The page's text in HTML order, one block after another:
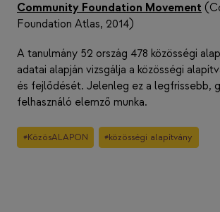
Community Foundation Movement
Foundation Atlas, 2014)
A tanulmány 52 ország 478 közösségi
adatai alapján vizsgálja a közösségi
és fejlődését. Jelenleg ez a legfrissebb,
felhasználó elemző munka.
Post
Tags:
#KözösALAPON #közösségi alapítvány